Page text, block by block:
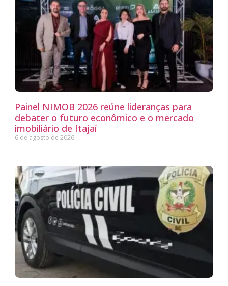
Painel NIMOB 2026 reúne lideranças para
debater o futuro econômico e o mercado
imobiliário de Itajaí
6 de agosto de 2026